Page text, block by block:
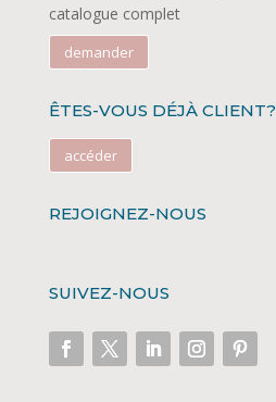
catalogue complet
demander
ÊTES-VOUS DÉJÀ CLIENT?
accéder
REJOIGNEZ-NOUS
SUIVEZ-NOUS